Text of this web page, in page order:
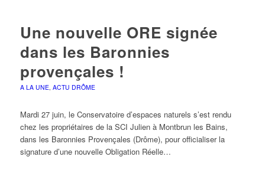
Une nouvelle ORE signée
dans les Baronnies
provençales !
A LA UNE, ACTU DRÔME
Mardi 27 juin, le Conservatoire d’espaces naturels s’est rendu
chez les propriétaires de la SCI Julien à Montbrun les Bains,
dans les Baronnies Provençales (Drôme), pour officialiser la
signature d’une nouvelle Obligation Réelle…